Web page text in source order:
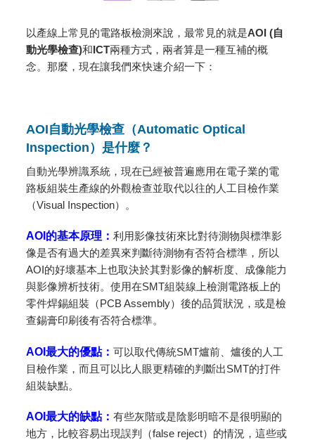
以產線上常見的電路板檢測來說，最常見的就是AOI (自
動光學檢查)和ICT兩種方式，兩者算是一種互補的概
念。那麼，現在讓我們來快速介紹一下：
AOI自動光學檢查 （Automatic Optical
Inspection） 是什麼？
自動光學辨識系統，現在已經被普遍應用在電子業的電
路板組裝生產線的外觀檢查並取代以往的人工目檢作業
（Visual Inspection）。
AOI的基本原理：利用影像技術來比對待測物與標準影
像是否有過大的差異來判斷待測物有否符合標準，所以
AOI的好壞基本上也取決於其對影像的解析度、成像能力
與影像辨析技術。使用在SMT組裝線上檢測電路板上的
零件焊錫組裝（PCB Assembly）後的品質狀況，或是檢
查錫膏印刷後有否符合標準。
AOI最大的優點：可以取代傳統SMT爐前、爐後的人工
目檢作業，而且可以比人眼更精確的判斷出SMT的打件
組裝缺點。
AOI最大的缺點：有些灰階或是陰影明暗不是很明顯的
地方，比較容易出現誤判（false reject）的情況，這些或